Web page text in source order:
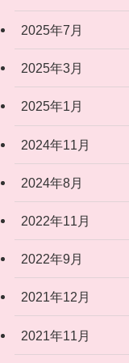
2025年7月
2025年3月
2025年1月
2024年11月
2024年8月
2022年11月
2022年9月
2021年12月
2021年11月